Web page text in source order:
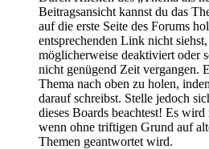
Beitragsansicht kannst du das
auf die erste Seite des Forums
entsprechenden Link nicht
möglicherweise deaktiviert oder
nicht genügend Zeit vergangen.
Thema nach oben zu holen,
darauf schreibst. Stelle jedoch
dieses Boards beachtest! Es
wenn ohne triftigen Grund auf
Themen geantwortet wird.